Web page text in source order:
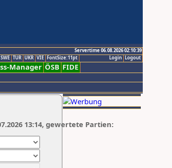
Servertime 06.08.2026 02:10:39
Logout
Login
SWE TUR UKR VIE FontSize:11pt
Manager ÖSB FIDE
13:14, gewertete Partien: